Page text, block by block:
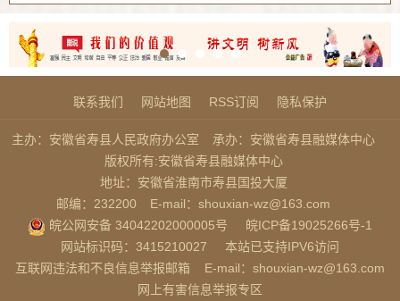
联系我们 网站地图 RSS订阅 隐私保护
主办：安徽省寿县人民政府办公室
承办：安徽省寿县融媒体中心
版权所有:安徽省寿县融媒体中心
地址：安徽省淮南市寿县国投大厦
邮编：232200
E-mail：shouxian-wz@163.com
皖公网安备 34042202000005号
皖ICP备19025266号-1
网站标识码：3415210027
本站已支持IPV6访问
互联网违法和不良信息举报邮箱
E-mail：shouxian-wz@163.com
网上有害信息举报专区